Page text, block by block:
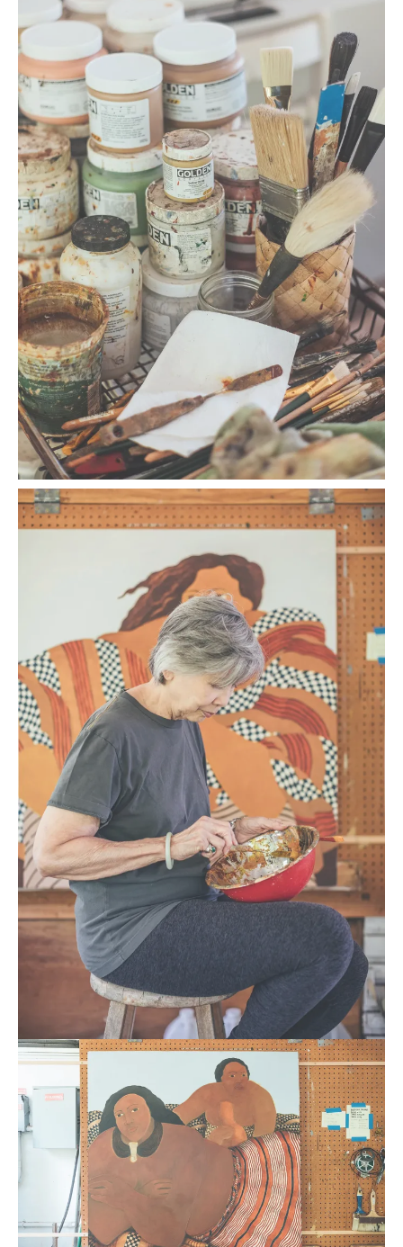
チェンさんは絵筆をとってキャンバスに向かうまで、1980